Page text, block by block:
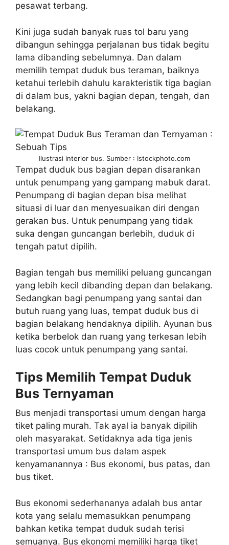
pesawat terbang.
Kini juga sudah banyak ruas tol baru yang
dibangun sehingga perjalanan bus tidak begitu
lama dibanding sebelumnya. Dan dalam
memilih tempat duduk bus teraman, baiknya
ketahui terlebih dahulu karakteristik tiga bagian
di dalam bus, yakni bagian depan, tengah, dan
belakang.
Ilustrasi interior bus. Sumber : Istockphoto.com
Tempat duduk bus bagian depan disarankan
untuk penumpang yang gampang mabuk darat.
Penumpang di bagian depan bisa melihat
situasi di luar dan menyesuaikan diri dengan
gerakan bus. Untuk penumpang yang tidak
suka dengan guncangan berlebih, duduk di
tengah patut dipilih.
Bagian tengah bus memiliki peluang guncangan
yang lebih kecil dibanding depan dan belakang.
Sedangkan bagi penumpang yang santai dan
butuh ruang yang luas, tempat duduk bus di
bagian belakang hendaknya dipilih. Ayunan bus
ketika berbelok dan ruang yang terkesan lebih
luas cocok untuk penumpang yang santai.
Tips Memilih Tempat Duduk
Bus Ternyaman
Bus menjadi transportasi umum dengan harga
tiket paling murah. Tak ayal ia banyak dipilih
oleh masyarakat. Setidaknya ada tiga jenis
transportasi umum bus dalam aspek
kenyamanannya : Bus ekonomi, bus patas, dan
bus tiket.
Bus ekonomi sederhananya adalah bus antar
kota yang selalu memasukkan penumpang
bahkan ketika tempat duduk sudah terisi
semuanya. Bus ekonomi memiliki harga tiket